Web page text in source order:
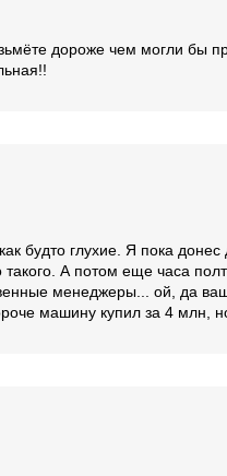
дороже чем могли бы
будто глухие. Я пока
А потом еще часа
менеджеры... ой, да
машину купил за 4 млн,